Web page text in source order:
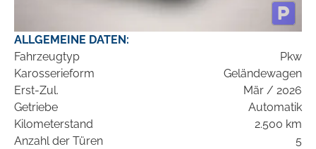
ALLGEMEINE DATEN:
Fahrzeugtyp
Pkw
Karosserieform
Geländewagen
Erst-Zul.
Mär / 2026
Getriebe
Automatik
Kilometerstand
2.500 km
Anzahl der Türen
5